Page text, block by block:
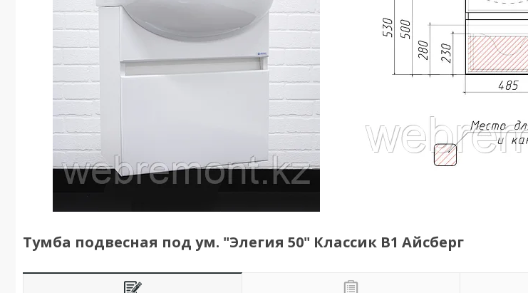
Тумба подвесная под ум. "Элегия 50" Классик В1 Айсберг